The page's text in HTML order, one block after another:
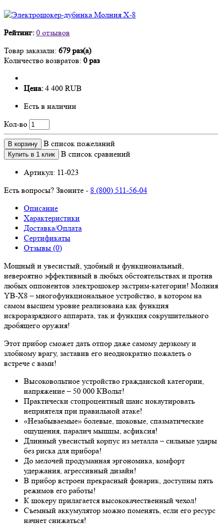
Рейтинг: 0 отзывов
Товар заказали: 679 раз(а)
Количество возвратов: 0 раз
Цена: 4 400 RUB
Есть в наличии
Кол-во
В корзину В список пожеланий
Купить в 1 клик
В список сравнений
Артикул: 11-023
Есть вопросы? Звоните - 8 (800) 511-56-04
Описание
Характеристики
Доставка/Оплата
Сертификаты
Отзывы (0)
Мощный и увесистый, удобный и функциональный,
невероятно эффективный в любых обстоятельствах и против
любых оппонентов электрошокер экстрим-категории! Молния
YB-X8 – многофункциональное устройство, в котором на
самом высшем уровне реализована как функция
искроразрядного аппарата, так и функция сокрушительного
дробящего оружия!
Этот прибор сможет дать отпор даже самому дерзкому и
злобному врагу, заставив его неоднократно пожалеть о
встрече с вами!
Высоковольтное устройство гражданской категории,
напряжение – 50 000 КВольт!
Практически стопроцентный шанс нокаутировать
неприятеля при правильной атаке!
«Незабываемые» болевые, шоковые, спазматические
ощущения, паралич мышцы, асфиксия!
Длинный увесистый корпус из металла – сильные удары
без риска для прибора!
До мелочей продуманная эргономика, комфорт
удержания, агрессивный дизайн!
В прибор встроен прекрасный фонарик, доступны пять
режимов его работы!
К шокеру прилагается высококачественный чехол!
Съемный аккумулятор можно поменять, если его ресурс
начнет снижаться!